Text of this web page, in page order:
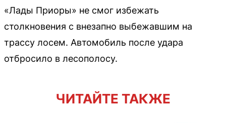
«Лады Приоры» не смог избежать
столкновения с внезапно выбежавшим на
трассу лосем. Автомобиль после удара
отбросило в лесополосу.
ЧИТАЙТЕ ТАКЖЕ